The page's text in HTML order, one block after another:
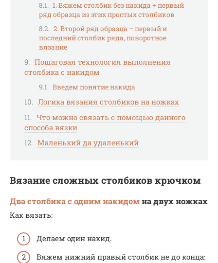
1. Вяжем столбик без накида + первый
ряд образца из этих простых столбиков
2. Второй ряд образца – первый и
последний столбик ряда, поворотное
вязание
Пошаговая технология выполнения
столбика с накидом
Введем понятие накида
Логика вязания столбиков на ножках
Что можно связать с помощью данного
способа вязки
Маленький да удаленький
Вязание сложных столбиков крючком
Два столбика с одним накидомна двух ножках
Как вязать:
Делаем один накид.
Вяжем нижний правый столбик не до конца: